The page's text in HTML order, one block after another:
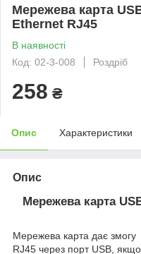
Мережева карта
Ethernet RJ45
В наявності
Код: 02-3-008
Роздріб
258 ₴
Опис Характеристики
Опис
Мережева карта
Мережева карта дає
RJ45 через порт USB,